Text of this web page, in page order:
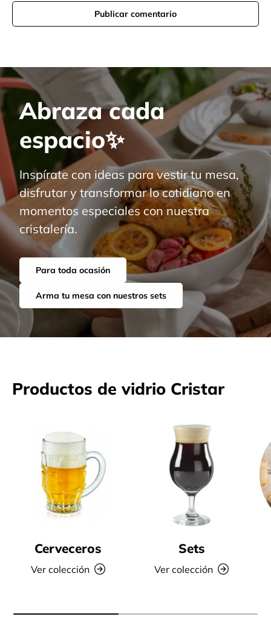
Publicar comentario
Abraza cada
espacio✨
Inspírate con ideas para vestir tu mesa,
disfrutar y transformar lo cotidiano en
momentos especiales con nuestra
cristalería.
Para toda ocasión
Arma tu mesa con nuestros sets
Productos de vidrio Cristar
Cerveceros
Ver colección
Sets
Ver colección